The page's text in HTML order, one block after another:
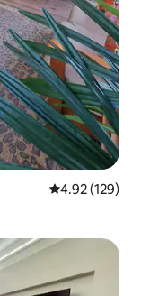
Rating medju
4.92 (129)